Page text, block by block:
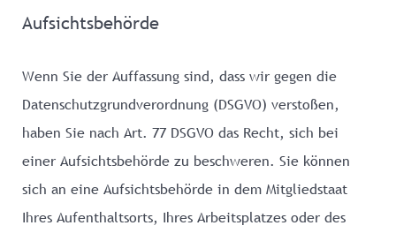
Aufsichtsbehörde
Wenn Sie der Auffassung sind, dass wir gegen die
Datenschutzgrundverordnung (DSGVO) verstoßen,
haben Sie nach Art. 77 DSGVO das Recht, sich bei
einer Aufsichtsbehörde zu beschweren. Sie können
sich an eine Aufsichtsbehörde in dem Mitgliedstaat
Ihres Aufenthaltsorts, Ihres Arbeitsplatzes oder des